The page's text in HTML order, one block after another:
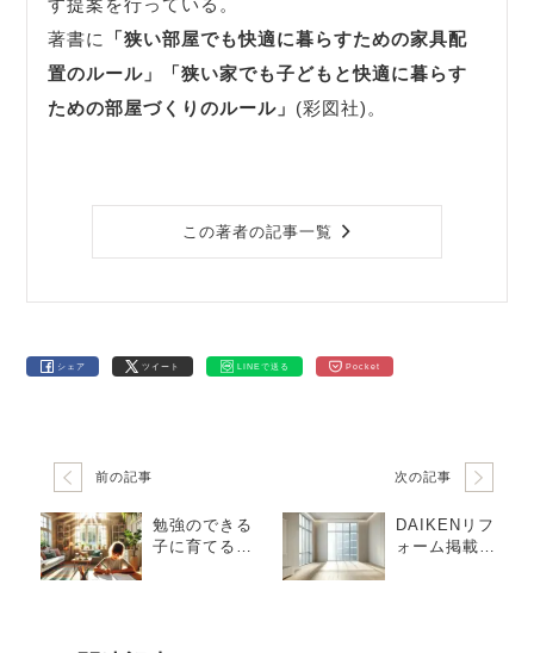
す提案を行っている。
著書に
「狭い部屋でも快適に暮らすための家具配
置のルール」
「狭い家でも子どもと快適に暮らす
ための部屋づくりのルール」 (彩図社)。
この著者の記事一覧
シェア ツイート LINEで送る Pocket
前の記事
勉強のできる
子に育てるに
次の記事
DAIKENリフ
ォーム掲載～